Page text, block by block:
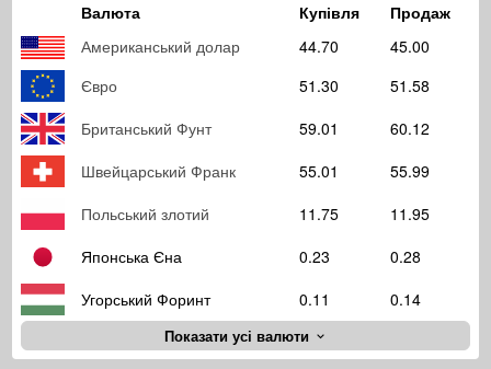
Валюта
Купівля
Продаж
Американський долар
44.70
45.00
Євро
51.30
51.58
Британський Фунт
59.01
60.12
Швейцарський Франк
55.01
55.99
Польський злотий
11.75
11.95
Японська Єна
0.23
0.28
Угорський Форинт
0.11 0.14
Показати усі валюти